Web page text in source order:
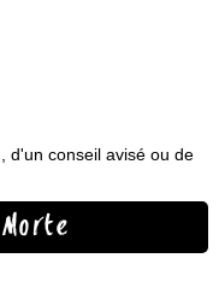
d'un conseil avisé ou de